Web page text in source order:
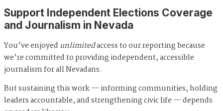
Support Independent Elections Coverage
and Journalism in Nevada
You’ve enjoyed unlimitedaccess to our reporting because
we’re committed to providing independent, accessible
journalism for all Nevadans.
But sustaining this work — informing communities, holding
leaders accountable, and strengthening civic life — depends